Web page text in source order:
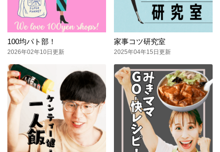
100均パト部！
2026年02年10日更新
家事コツ研究室
2025年04年15日更新